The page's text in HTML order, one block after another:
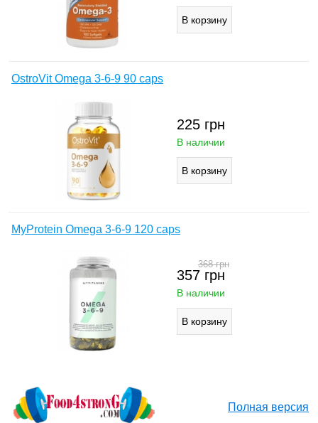
OstroVit Omega 3-6-9 90 caps
225 грн
В наличии
MyProtein Omega 3-6-9 120 caps
357 грн
368грн
В наличии
Полная версия